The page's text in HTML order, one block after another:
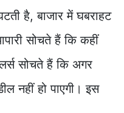
है, बाजार में घबराहट
सोचते हैं कि कहीं
सोचते हैं कि अगर
नहीं हो पाएगी। इस